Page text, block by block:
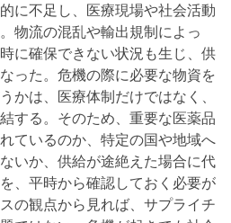
に不足し、医療現場や社会活動
物流の混乱や輸出規制によっ
に確保できない状況も生じ、供
った。危機の際に必要な物資を
かは、医療体制だけではなく、
する。そのため、重要な医薬品
ているのか、特定の国や地域へ
いか、供給が途絶えた場合に代
、平時から確認しておく必要が
の観点から見れば、サプライチ